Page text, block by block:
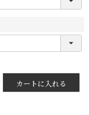
カートに入れる